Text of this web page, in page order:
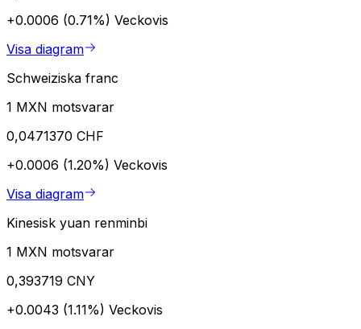
+0.0006 (0.71%) Veckovis
Visa diagram
Schweiziska franc
1 MXN motsvarar
0,0471370 CHF
+0.0006 (1.20%) Veckovis
Visa diagram
Kinesisk yuan renminbi
1 MXN motsvarar
0,393719 CNY
+0.0043 (1.11%) Veckovis